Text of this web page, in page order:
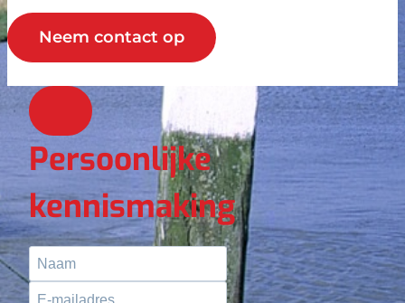
Neem contact op
Persoonlijke
kennismaking